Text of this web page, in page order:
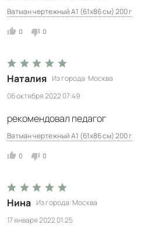
Ватман чертежный А1 (61x86 см) 200 г
0 0
Наталия Из города Москва
06 октября 2022 07:49
рекомендовал педагог
Ватман чертежный А1 (61x86 см) 200 г
0 0
Нина Из города Москва
17 января 2022 01:25